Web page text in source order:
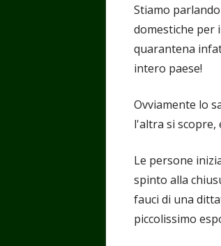
Stiamo
domestiche per
quarantena
intero paese!
Ovviamente lo
l'altra si scopre,
Le persone
spinto alla
fauci di una
piccolissimo